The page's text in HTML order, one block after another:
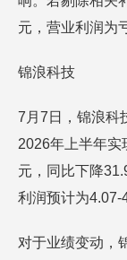
元，营业利润为
锦浪科技
7月7日，锦浪科
2026年上半年实
元，同比下降
利润预计为4.07-
对于业绩变动，